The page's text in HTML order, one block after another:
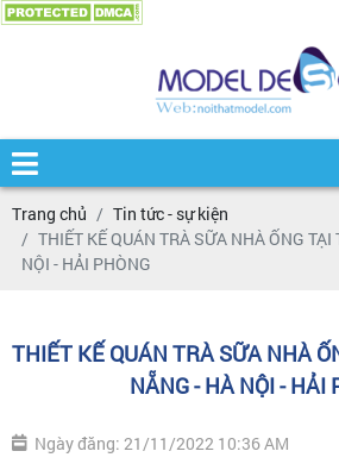
Trang chủ
Tin tức - sự kiện
THIẾT KẾ QUÁN TRÀ SỮA NHÀ ỐNG
NỘI - HẢI PHÒNG
THIẾT KẾ QUÁN TRÀ SỮA NHÀ
NẴNG - HÀ NỘI - HẢI
Ngày đăng: 21/11/2022 10:36 AM